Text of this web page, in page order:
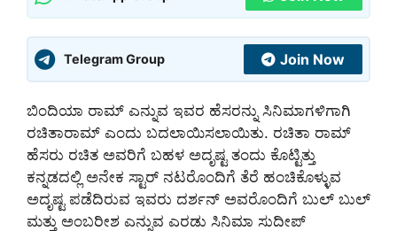
Telegram Group Join Now
ಬಿಂದಿಯಾ ರಾಮ್ ಎನ್ನುವ ಇವರ ಹೆಸರನ್ನು ಸಿನಿಮಾಗಳಿಗಾಗಿ
ರಚಿತಾರಾಮ್ ಎಂದು ಬದಲಾಯಿಸಲಾಯಿತು. ರಚಿತಾ ರಾಮ್
ಹೆಸರು ರಚಿತ ಅವರಿಗೆ ಬಹಳ ಅದೃಷ್ಟ ತಂದು ಕೊಟ್ಟಿತ್ತು
ಕನ್ನಡದಲ್ಲಿ ಅನೇಕ ಸ್ಟಾರ್ ನಟರೊಂದಿಗೆ ತೆರೆ ಹಂಚಿಕೊಳ್ಳುವ
ಅದೃಷ್ಟ ಪಡೆದಿರುವ ಇವರು ದರ್ಶನ್ ಅವರೊಂದಿಗೆ ಬುಲ್ ಬುಲ್
ಮತ್ತು ಅಂಬರೀಶ ಎನ್ನುವ ಎರಡು ಸಿನಿಮಾ ಸುದೀಪ್